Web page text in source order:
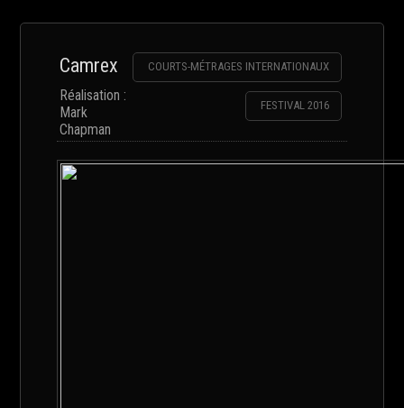
Camrex
Réalisation :
Mark
Chapman
COURTS-MÉTRAGES INTERNATIONAUX
FESTIVAL 2016